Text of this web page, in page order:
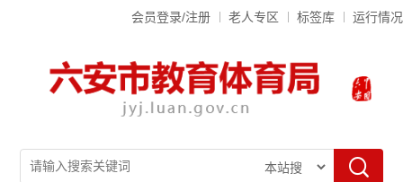
会员登录/注册 老人专区 标签库 运行情况